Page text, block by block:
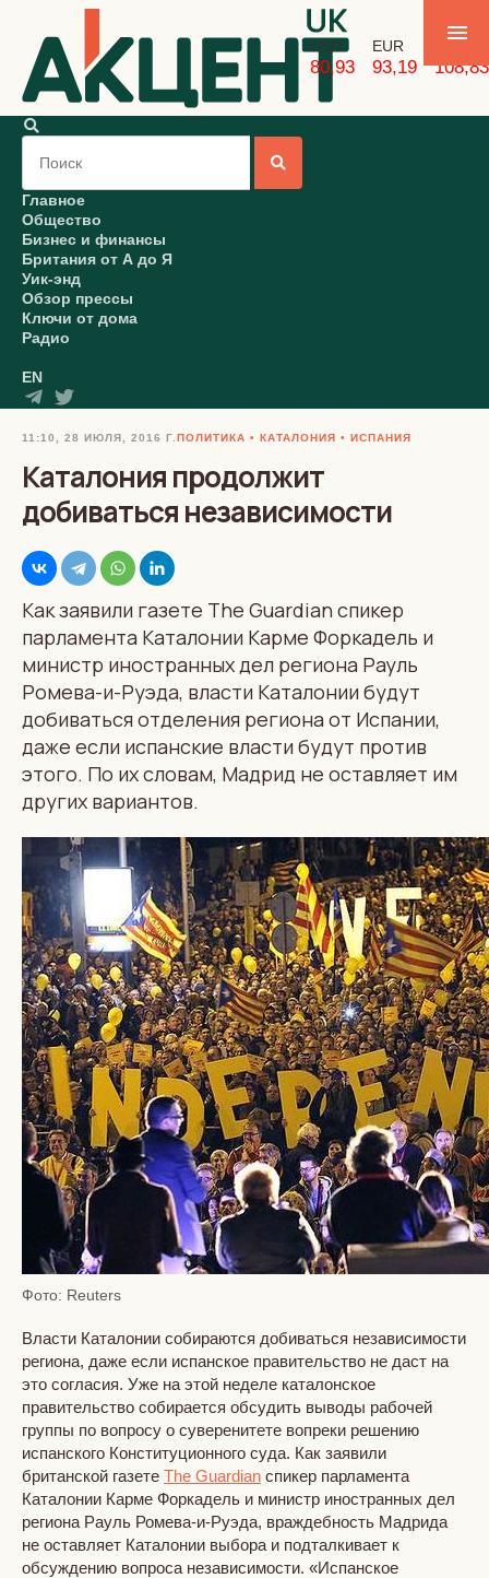
USD
80,93
EUR
93,19 108,83
Главное
Общество
Бизнес и финансы
Британия от А до Я
Уик-энд
Обзор прессы
Ключи от дома
Радио
EN
11:10, 28 ИЮЛЯ, 2016 Г. ПОЛИТИКА КАТАЛОНИЯ ИСПАНИЯ
Каталония продолжит
добиваться независимости
Как заявили газете The Guardian спикер
парламента Каталонии Карме Форкадель и
министр иностранных дел региона Рауль
Ромева-и-Руэда, власти Каталонии будут
добиваться отделения региона от Испании,
даже если испанские власти будут против
этого. По их словам, Мадрид не оставляет им
других вариантов.
Фото: Reuters
Власти Каталонии собираются добиваться независимости
региона, даже если испанское правительство не даст на
это согласия. Уже на этой неделе каталонское
правительство собирается обсудить выводы рабочей
группы по вопросу о суверенитете вопреки решению
испанского Конституционного суда. Как заявили
британской газете The Guardian спикер парламента
Каталонии Карме Форкадель и министр иностранных дел
региона Рауль Ромева-и-Руэда, враждебность Мадрида
не оставляет Каталонии выбора и подталкивает к
обсуждению вопроса независимости. «Испанское